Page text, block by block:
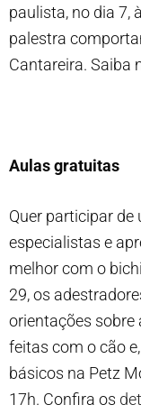
paulista, no dia 7,
palestra
Cantareira. Saiba
Aulas gratuitas
Quer participar
especialistas e
melhor com o
29, os
orientações sobre
feitas com o cão
básicos na Petz
17h. Confira os